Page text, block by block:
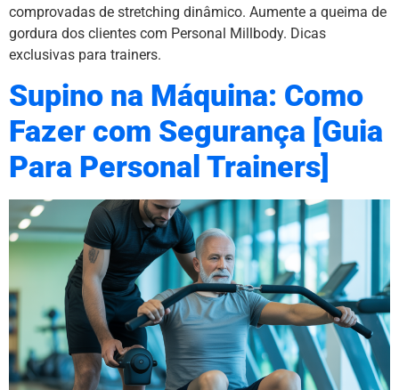
comprovadas de stretching dinâmico. Aumente a queima de
gordura dos clientes com Personal Millbody. Dicas
exclusivas para trainers.
Supino na Máquina: Como
Fazer com Segurança [Guia
Para Personal Trainers]